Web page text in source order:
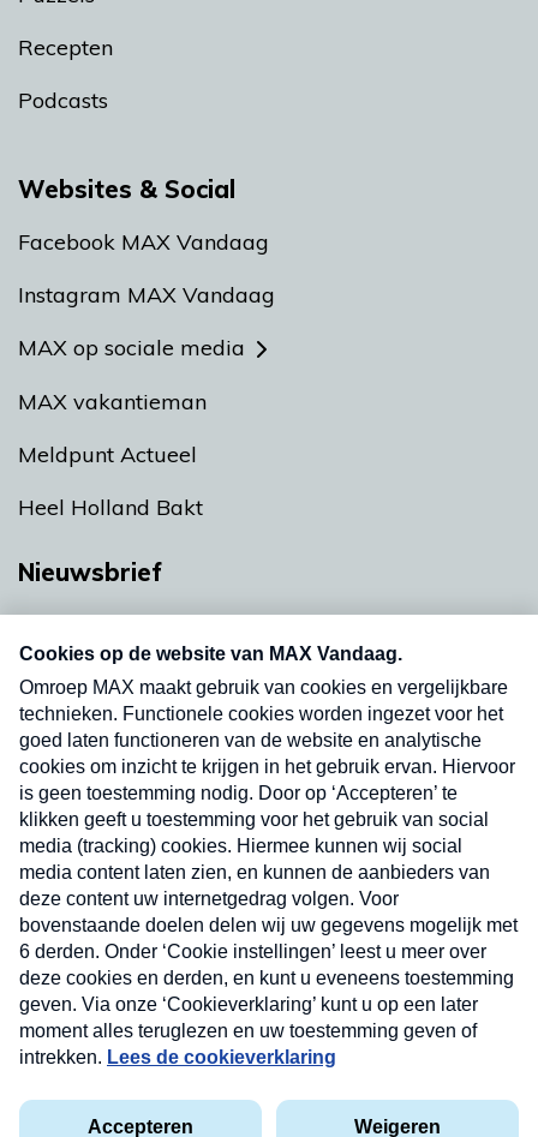
Recepten
Podcasts
Websites & Social
Facebook MAX Vandaag
Instagram MAX Vandaag
MAX op sociale media
MAX vakantieman
Meldpunt Actueel
Heel Holland Bakt
Nieuwsbrief
nieuwsbrief. Elke vrijdag- en dinsdagochtend in
uw mailbox.
Verzend
Privacyverklaring
Cookieverklaring
Nieuwsbrief
Neem hier een gratis abonnement op onze
nieuwsbrief. Elke vrijdag- en dinsdagochtend in uw